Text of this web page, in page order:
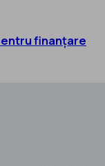
finanțare